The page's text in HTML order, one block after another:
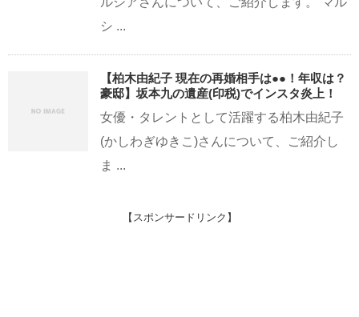
シ ...
【柏木由紀子 現在の再婚相手は●●！年収は？
豪邸】坂本九の遺産(印税)でインスタ炎上！
女優・タレントとして活躍する柏木由紀子
(かしわぎゆきこ)さんについて、ご紹介し
ま ...
【スポンサードリンク】